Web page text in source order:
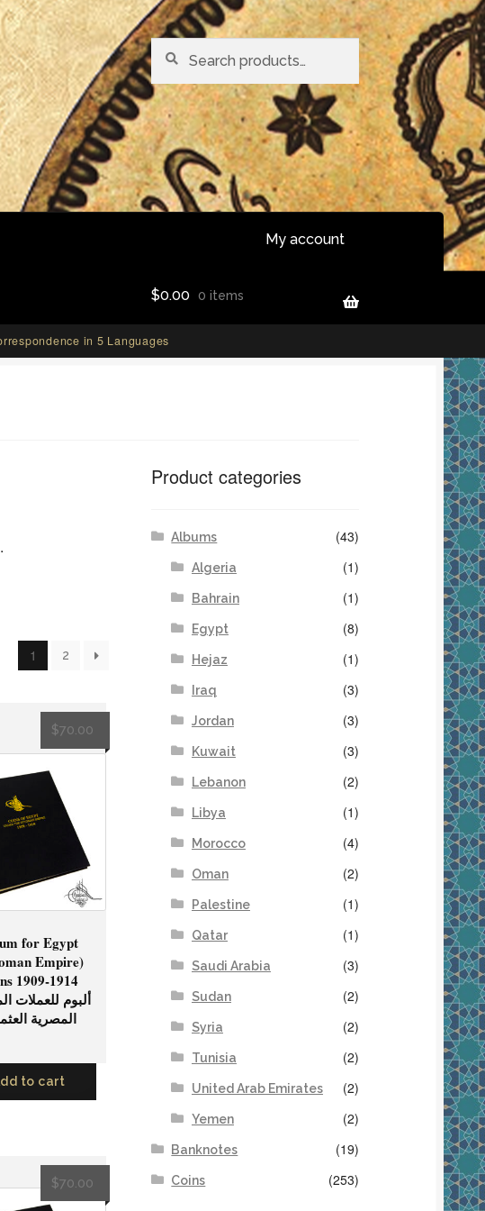
Search
for:
S
e
a
r
c
h
My account
$0.00 0 items
in 5 Languages
1 2
for Egypt
Empire)
1909-1914
ألبوم للعملات
المصرية
$70.00
to cart
$70.00
Product categories
Albums (43)
Algeria (1)
Bahrain (1)
Egypt (8)
Hejaz (1)
Iraq (3)
Jordan (3)
Kuwait (3)
Lebanon (2)
Libya (1)
Morocco (4)
Oman (2)
Palestine (1)
Qatar (1)
Saudi Arabia (3)
Sudan (2)
Syria (2)
Tunisia (2)
United Arab Emirates (2)
Yemen (2)
Banknotes (19)
Coins (253)